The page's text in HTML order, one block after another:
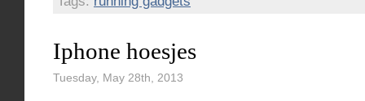
Iphone hoesjes
Tuesday, May 28th, 2013